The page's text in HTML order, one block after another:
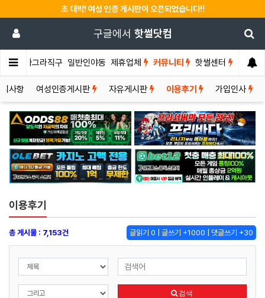
초 대박! 여성 인증 게시판이 오픈되었습니다!!
구글에서 핫썰닷컴
비아그라직구 일반인야동 제휴업체 커뮤니티 핫썰센터
사항 여성인증게시판 자유게시판 이용후기 가입인사
이용후기
글읽기 0 | 글쓰기 +1000 | 댓글쓰기 +30
총 게시물 : 7,153건
검색